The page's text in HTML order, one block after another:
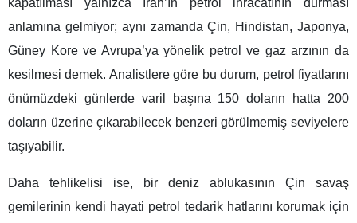
kapatılması yalnızca İran’ın petrol ihracatının durması
anlamına gelmiyor; aynı zamanda Çin, Hindistan, Japonya,
Güney Kore ve Avrupa’ya yönelik petrol ve gaz arzının da
kesilmesi demek. Analistlere göre bu durum, petrol fiyatlarını
önümüzdeki günlerde varil başına 150 doların hatta 200
doların üzerine çıkarabilecek benzeri görülmemiş seviyelere
taşıyabilir.
Daha tehlikelisi ise, bir deniz ablukasının Çin savaş
gemilerinin kendi hayati petrol tedarik hatlarını korumak için